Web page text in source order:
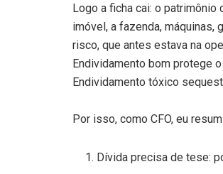
Logo a ficha cai: o patrimônio
imóvel, a fazenda, máquinas,
risco, que antes estava na
Endividamento bom protege
Endividamento tóxico
Por isso, como CFO, eu
Dívida precisa de tese: